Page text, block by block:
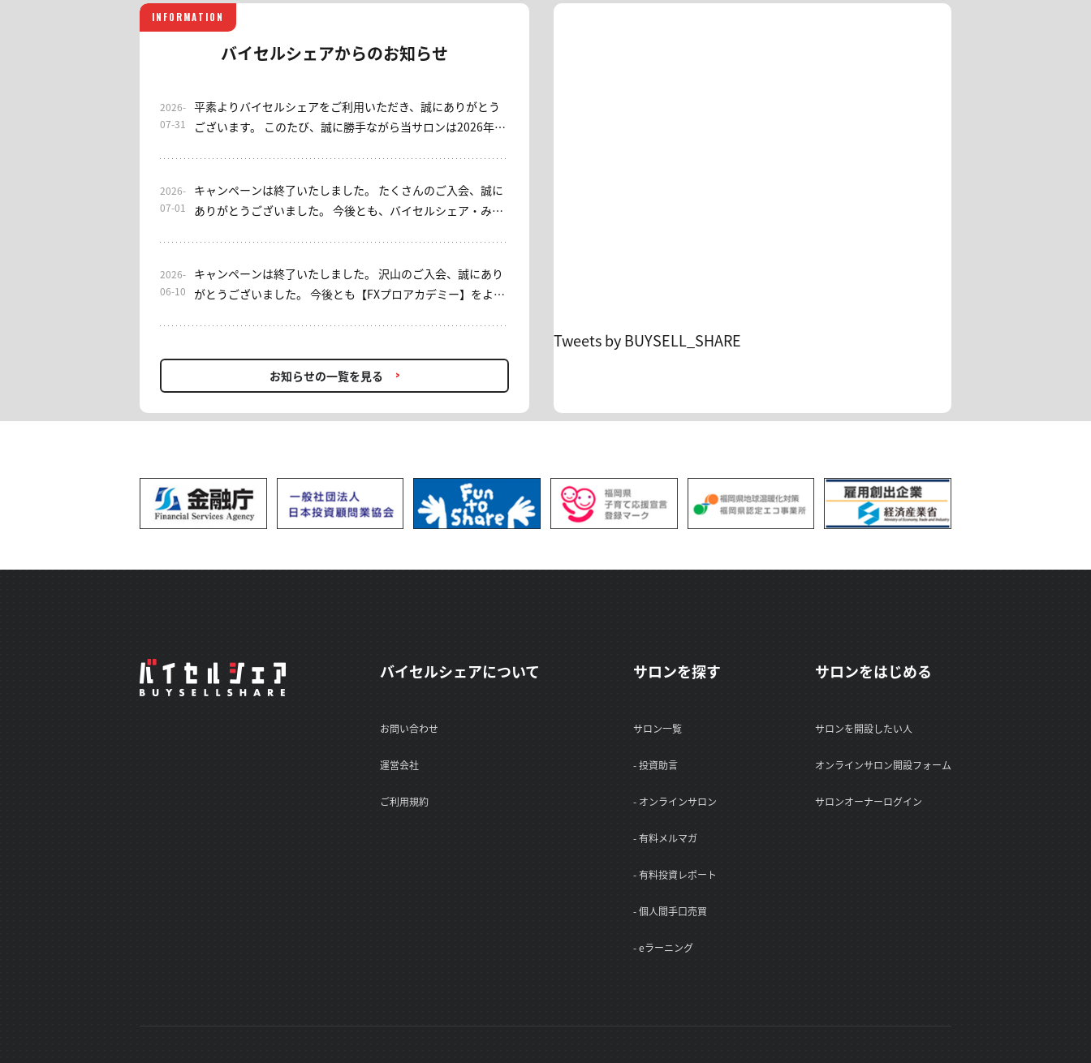
INFORMATION
バイセルシェアからのお知らせ
2026-
07-31
平素よりバイセルシェアをご利用いただき、誠にありがとう
ございます。 このたび、誠に勝手ながら当サロンは2026年7
げます。 なお、EAをご利用いただけるサブスクリプション型
サロンとして、「EA初心者安心」コースをご用意しておりま
ルシェアをよろしくお願いいたします。
2026-
07-01
キャンペーンは終了いたしました。 たくさんのご入会、誠に
ありがとうございました。 今後とも、バイセルシェア・みっ
ン】入会キャンペーンを実施しております。 [入会キャンペー
ン概要] 期間：7/1(水)～7/7(火)23：59 対象：入会者 内容：初
で、初月分を0円(税込)へ変更いたします。 ＊お客様のカード
設定によっては「月跨ぎ返金」や「相殺」、「返金前に一時
的に二重決済」等の可能性があります。ご承知ください。
会を逃さず、 アプリをお試しください。
2026-
06-10
キャンペーンは終了いたしました。 沢山のご入会、誠にあり
がとうございました。 今後とも【FXプロアカデミー】をよろ
催しております。 FXを始めたい方、プロの助言を取り入れた
い方、再入会をお考えの方… 投資助言でFXを学びながら利益
を追求していきませんか？ [概要] 期間：6/10(水)〜
6/14(日)23:59 1ヶ月契約：16,500円(税込) → 初月0円 6ヶ月契
1ヶ月契約の方は、翌月更新が条件となっております。 ＊キャ
ンペーン適用による返金は、お客様のカード会社の設定に準
じます。場合によっては返金タイミングが月を跨ぐ場合がご
お知らせの一覧を見る
Tweets by BUYSELL_SHARE
バイセルシェアについて
お問い合わせ
運営会社
ご利用規約
サロンを探す
サロン一覧
- 投資助言
- オンラインサロン
- 有料メルマガ
- 有料投資レポート
- 個人間手口売買
- eラーニング
サロンをはじめる
サロンを開設したい人
オンラインサロン開設フォーム
サロンオーナーログイン